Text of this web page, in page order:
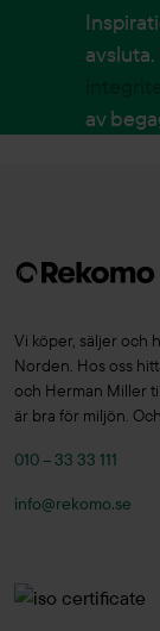
av
Vi köper, säljer och
Norden. Hos oss
och Herman Miller
är bra för miljön.
010 – 33 33 111
info@rekomo.se